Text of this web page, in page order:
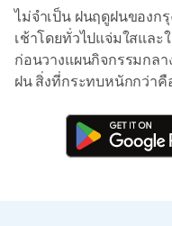
ไม่จำเป็น ฝนฤดูฝนของก
เช้าโดยทั่วไปแจ่มใสและ
ก่อนวางแผนกิจกรรมกลา
ฝน สิ่งที่กระทบหนักกว่าคื